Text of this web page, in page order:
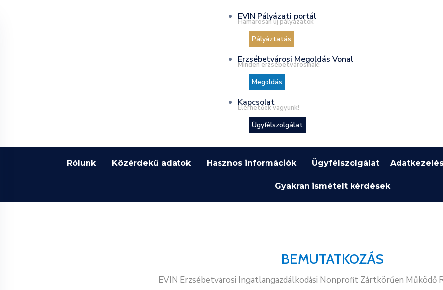
EVIN Pályázati portál
Hamarosan új pályázatok
Pályáztatás
Erzsébetvárosi Megoldás Vonal
Minden erzsébetvárosinak!
Megoldás
Kapcsolat
Elérhetőek vagyunk!
Ügyfélszolgálat
Rólunk Közérdekű adatok Hasznos információk Ügyfélszolgálat
Gyakran ismételt kérdések
BEMUTATKOZÁS
EVIN Erzsébetvárosi Ingatlangazdálkodási Nonprofit Zártkörűen Működő